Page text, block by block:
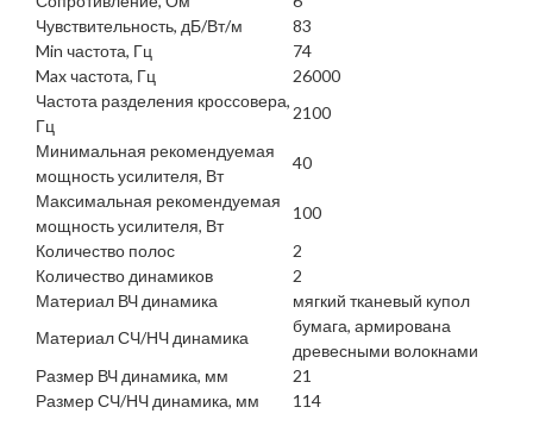
Чувствительность, дБ/Вт/м
83
Min частота, Гц
74
Max частота, Гц
26000
Частота разделения кроссовера,
Гц
2100
Минимальная рекомендуемая
мощность усилителя, Вт
40
Максимальная рекомендуемая
мощность усилителя, Вт
100
Количество полос
2
Количество динамиков
2
Материал ВЧ динамика
мягкий тканевый купол
Материал СЧ/НЧ динамика
бумага, армирована
древесными волокнами
Размер ВЧ динамика, мм
21
Размер СЧ/НЧ динамика, мм
114